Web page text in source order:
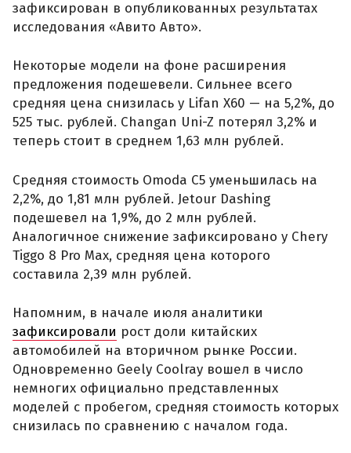
зафиксирован в опубликованных результатах
исследования «Авито Авто».
Некоторые модели на фоне расширения
предложения подешевели. Сильнее всего
средняя цена снизилась у Lifan X60 — на 5,2%, до
525 тыс. рублей. Changan Uni-Z потерял 3,2% и
теперь стоит в среднем 1,63 млн рублей.
Средняя стоимость Omoda C5 уменьшилась на
2,2%, до 1,81 млн рублей. Jetour Dashing
подешевел на 1,9%, до 2 млн рублей.
Аналогичное снижение зафиксировано у Chery
Tiggo 8 Pro Max, средняя цена которого
составила 2,39 млн рублей.
Напомним, в начале июля аналитики
зафиксировали рост доли китайских
автомобилей на вторичном рынке России.
Одновременно Geely Coolray вошел в число
немногих официально представленных
моделей с пробегом, средняя стоимость которых
снизилась по сравнению с началом года.